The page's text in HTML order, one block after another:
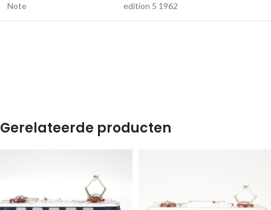
Note edition 5 1962
Gerelateerde producten